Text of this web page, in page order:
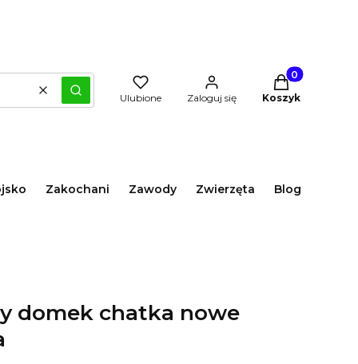
WyczyśćSzukaj Ulubione Zaloguj się
Produkty w
Koszyk
Zakochani Zawody Zwierzęta Blog
domek chatka nowe